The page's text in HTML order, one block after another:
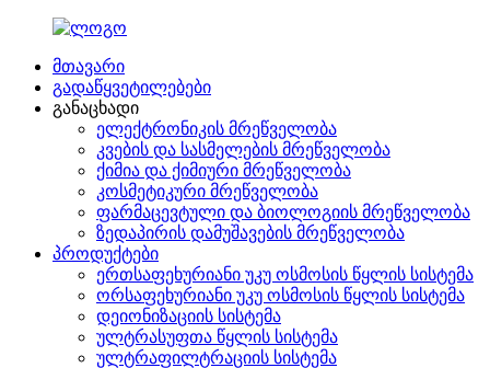
მთავარი
გადაწყვეტილებები
განაცხადი
ელექტრონიკის მრეწველობა
კვების და სასმელების მრეწველობა
ქიმია და ქიმიური მრეწველობა
კოსმეტიკური მრეწველობა
ფარმაცევტული და ბიოლოგიის მრეწველობა
ზედაპირის დამუშავების მრეწველობა
პროდუქტები
ერთსაფეხურიანი უკუ ოსმოსის წყლის სისტემა
ორსაფეხურიანი უკუ ოსმოსის წყლის სისტემა
დეიონიზაციის სისტემა
ულტრასუფთა წყლის სისტემა
ულტრაფილტრაციის სისტემა